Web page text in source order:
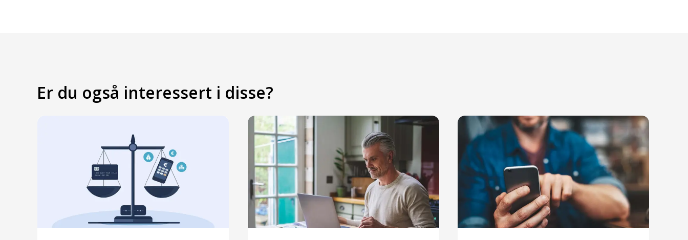
Er du også interessert i disse?